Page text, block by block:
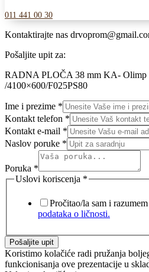
011 441 00 30
Kontaktirajte nas
Pošaljite upit za:
RADNA PLOČA 38 mm KA- Olimp
/4100×600/F025PS80
Ime i prezime *
Kontakt telefon *
Kontakt e-mail *
Naslov poruke *
Poruka *
Uslovi koriscenja *
Pročitao/la sam i
podataka o ličnosti.
Pošaljite upit
Koristimo kolačiće radi pružanja
funkcionisanja ove prezentacije u